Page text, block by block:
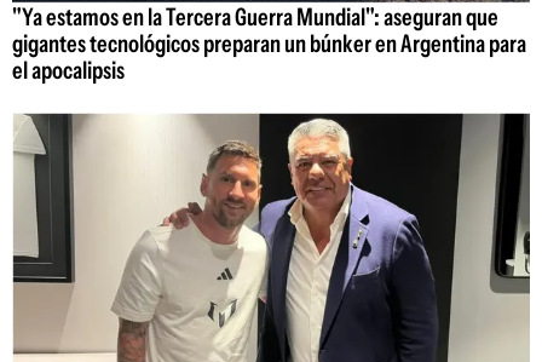
"Ya estamos en la Tercera Guerra Mundial": aseguran que
gigantes tecnológicos preparan un búnker en Argentina para
el apocalipsis